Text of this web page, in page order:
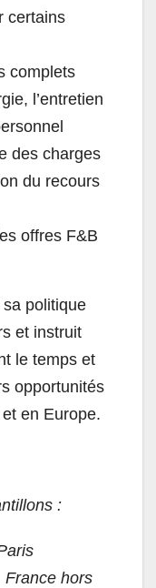
certains
complets
l’entretien
des charges
du recours
offres F&B
politique
et instruit
le temps et
opportunités
en Europe.
:
France hors